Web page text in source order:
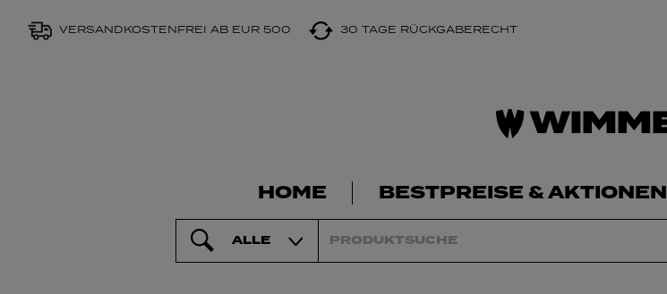
VERSANDKOSTENFREI AB EUR 500 30 TAGE RÜCKGABERECHT
HOME BESTPREISE & AKTIONEN
ALLE